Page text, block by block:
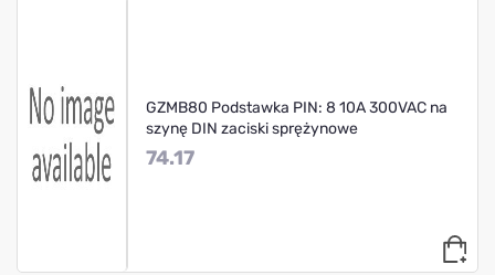
GZMB80 Podstawka PIN: 8 10A 300VAC na
szynę DIN zaciski sprężynowe
74.17